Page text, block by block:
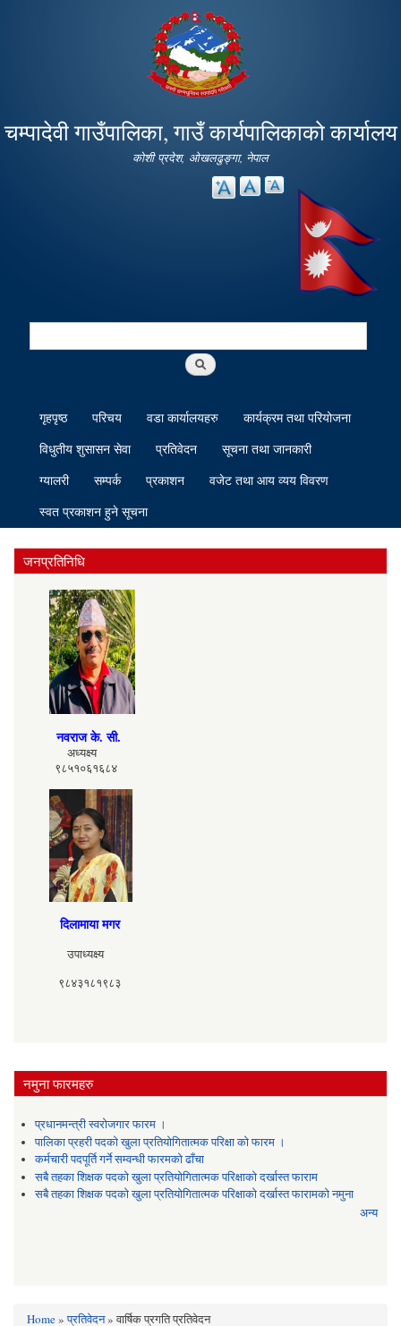
main
content
चम्पादेवी गाउँपालिका, गाउँ कार्यपालिकाको कार्यालय
कोशी प्रदेश, ओखलढुङ्गा, नेपाल
Search
गृहपृष्ठ परिचय वडा कार्यालयहरु
कार्यक्रम तथा परियोजना
विधुतीय शुसासन सेवा
प्रतिवेदन
सूचना तथा जानकारी
ग्यालरी
सम्पर्क प्रकाशन
वजेट तथा आय व्यय विवरण
स्वत प्रकाशन हुने सूचना
जनप्रतिनिधि
नवराज के. सी.
अध्यक्ष्य
९८५१०६१६८४
दिलामाया मगर
उपाध्यक्ष्य
९८४३१८१९८३
नमुना फारमहरु
प्रधानमन्त्री स्वरोजगार फारम ।
पालिका प्रहरी पदको खुला प्रतियोगितात्मक परिक्षा को फारम ।
कर्मचारी पदपूर्ति गर्ने सम्वन्धी फारमको ढाँचा
सबै तहका शिक्षक पदको खुला प्रतियोगितात्मक परिक्षाको दर्खास्त फाराम
सबै तहका शिक्षक पदको खुला प्रतियोगितात्मक परिक्षाको दर्खास्त फारामको नमुना
अन्य
Home»प्रतिवेदन» वार्षिक प्रगति प्रतिवेदन